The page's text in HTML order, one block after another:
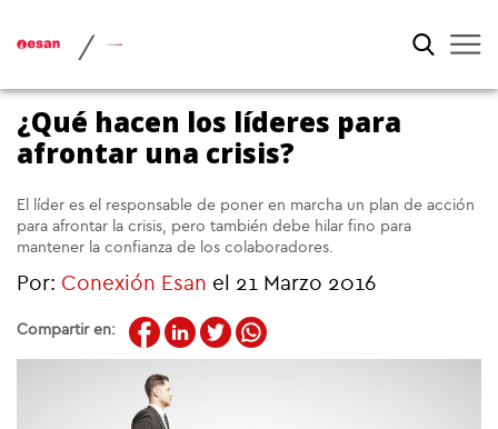
/
¿Qué hacen los líderes para
afrontar una crisis?
El líder es el responsable de poner en marcha un plan de acción
para afrontar la crisis, pero también debe hilar fino para
mantener la confianza de los colaboradores.
Por: Conexión Esan el 21 Marzo 2016
Compartir en: